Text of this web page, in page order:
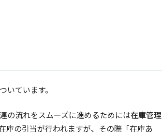
ています。
の流れをスムーズに進めるためには在庫管理
庫の引当が行われますが、その際「在庫あ